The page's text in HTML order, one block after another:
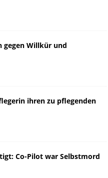
gegen Willkür und
ihren zu pflegenden
Co-Pilot war Selbstmord